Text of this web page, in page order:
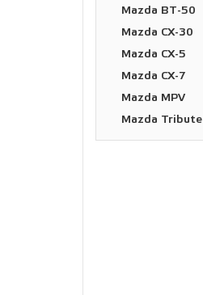
Mazda BT-50
Mazda CX-30
Mazda CX-5
Mazda CX-7
Mazda MPV
Mazda Tribute